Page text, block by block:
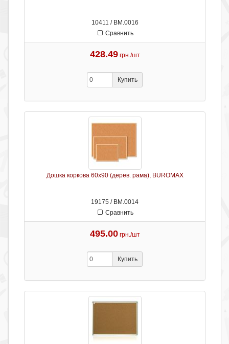
10411 / ВМ.0016
Сравнить
428.49 грн./шт
Купить
Дошка коркова 60х90 (дерев. рама), BUROMAX
19175 / ВМ.0014
Сравнить
495.00 грн./шт
Купить